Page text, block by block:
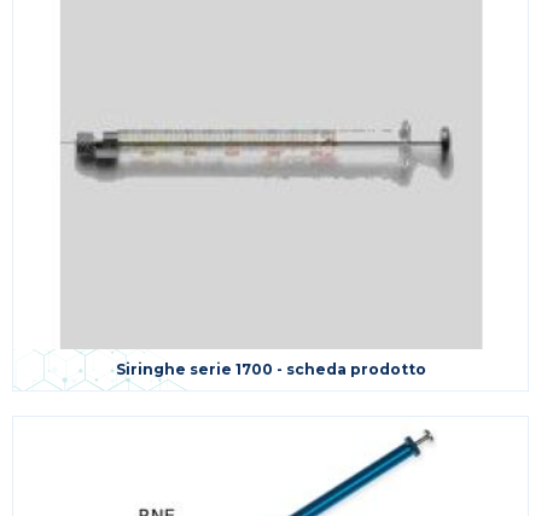
Siringhe serie 1700 - scheda prodotto